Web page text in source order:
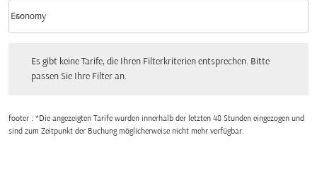
Kabinenklasse option Economy Selected
Economy
keyboard_arrow_down
Es gibt keine Tarife, die Ihren Filterkriterien entsprechen. Bitte
passen Sie Ihre Filter an.
footer : *Die angezeigten Tarife wurden innerhalb der letzten 48 Stunden eingezogen und
sind zum Zeitpunkt der Buchung möglicherweise nicht mehr verfügbar.